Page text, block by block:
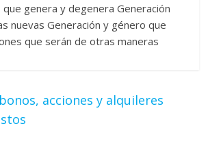
genera y degenera Generación
nuevas Generación y género que
que serán de otras maneras
acciones y alquileres